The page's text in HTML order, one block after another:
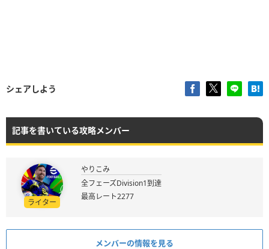
シェアしよう
記事を書いている攻略メンバー
ライター
やりこみ
全フェーズDivision1到達
最高レート2277
メンバーの情報を見る